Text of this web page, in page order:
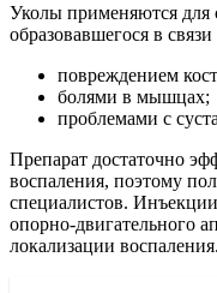
Уколы применяются для
образовавшегося в
повреждением
болями в мышцах;
проблемами с
Препарат достаточно
воспаления, поэтому
специалистов.
опорно-двигательного
локализации воспаления.